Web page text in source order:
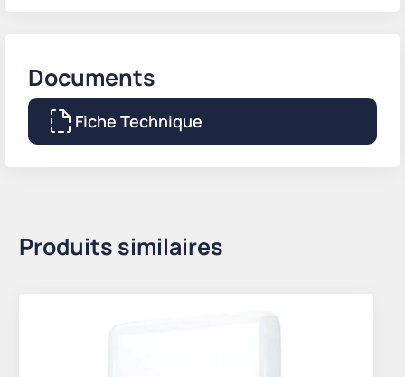
Documents
Fiche Technique
Produits similaires